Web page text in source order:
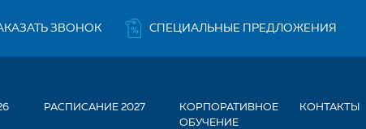
ЗВОНОК СПЕЦИАЛЬНЫЕ ПРЕДЛОЖЕНИЯ
РАСПИСАНИЕ 2027
КОРПОРАТИВНОЕ
ОБУЧЕНИЕ
КОНТАКТЫ